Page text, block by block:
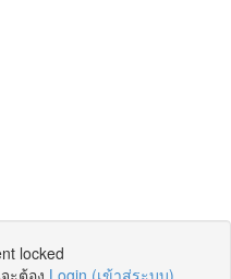
locked
ะต้อง Login (เข้าสู่ระบบ)